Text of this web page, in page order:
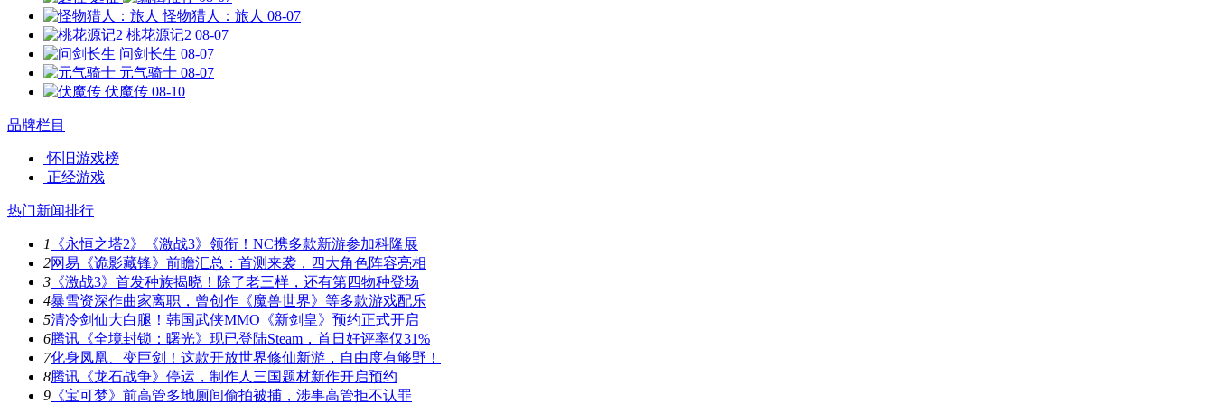
怪物猎人：旅人 08-07
桃花源记2 08-07
问剑长生 08-07
元气骑士 08-07
伏魔传 08-10
品牌栏目
怀旧游戏榜
正经游戏
热门新闻排行
1
《永恒之塔2》《激战3》领衔！NC携多款新游参加科隆展
2网易《诡影藏锋》前瞻汇总：首测来袭，四大角色阵容亮相
3 《激战3》首发种族揭晓！除了老三样，还有第四物种登场
4暴雪资深作曲家离职，曾创作《魔兽世界》等多款游戏配乐
5清冷剑仙大白腿！韩国武侠MMO《新剑皇》预约正式开启
6腾讯《全境封锁：曙光》现已登陆Steam，首日好评率仅31%
7化身凤凰、变巨剑！这款开放世界修仙新游，自由度有够野！
8腾讯《龙石战争》停运，制作人三国题材新作开启预约
9 《宝可梦》前高管多地厕间偷拍被捕，涉事高管拒不认罪